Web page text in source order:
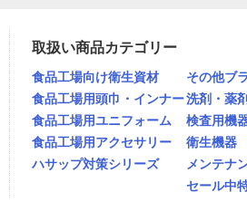
取扱い商品カテゴリー
食品工場向け衛生資材
食品工場用頭巾・インナー
食品工場用ユニフォーム
食品工場用アクセサリー
ハサップ対策シリーズ
その他ブ
洗剤・薬剤
検査用機
衛生機器
メンテナ
セール中